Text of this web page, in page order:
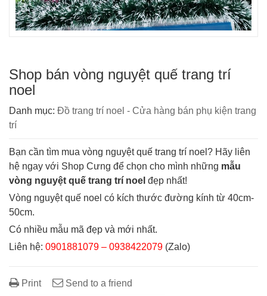
Shop bán vòng nguyệt quế trang trí
noel
Danh mục: Đồ trang trí noel - Cửa hàng bán phụ kiện trang
trí
Bạn cần tìm mua vòng nguyệt quế trang trí noel? Hãy liên
hệ ngay với Shop Cưng để chọn cho mình những mẫu
vòng nguyệt quế trang trí noel đẹp nhất!
Vòng nguyệt quế noel có kích thước đường kính từ 40cm-
50cm.
Có nhiều mẫu mã đẹp và mới nhất.
Liên hệ: 0901881079 – 0938422079 (Zalo)
Print Send to a friend